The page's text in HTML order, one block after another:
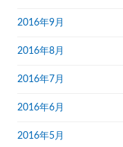
2016年9月
2016年8月
2016年7月
2016年6月
2016年5月